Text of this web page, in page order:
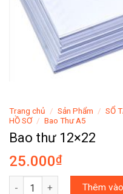
Trang chủ / Sản Phẩm / SỔ
HỒ SƠ / Bao Thư A5
Bao thư 12×22
25.000₫
Bao thư 12x22 số lượng
Thêm